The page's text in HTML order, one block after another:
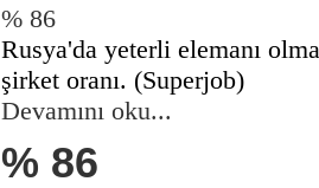
% 86
Rusya'da yeterli elemanı
şirket oranı. (Superjob)
Devamını oku...
% 86